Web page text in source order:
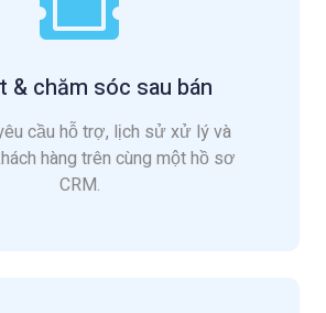
& chăm sóc sau bán
cầu hỗ trợ, lịch sử xử lý và
hàng trên cùng một hồ sơ
CRM.